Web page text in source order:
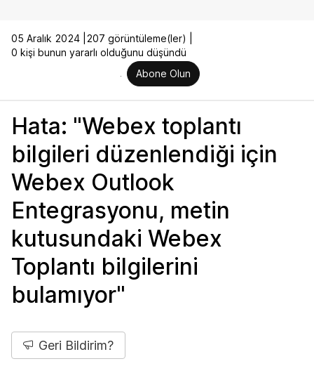
05 Aralık 2024 |
207 görüntüleme(ler) |
0 kişi bunun yararlı olduğunu düşündü
Abone Olun
Hata: "Webex toplantı
bilgileri düzenlendiği için
Webex Outlook
Entegrasyonu, metin
kutusundaki Webex
Toplantı bilgilerini
bulamıyor"
Geri Bildirim?